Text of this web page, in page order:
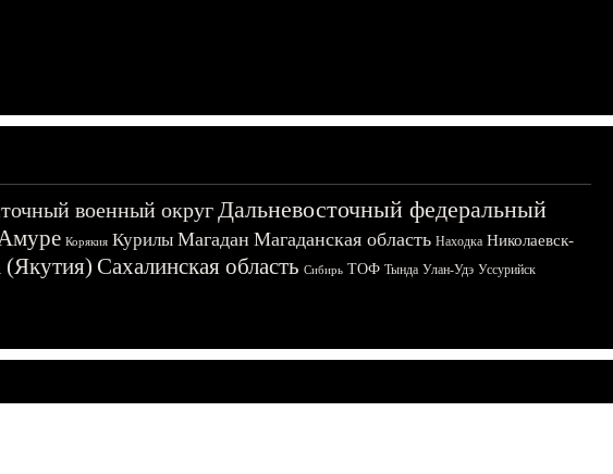
военный округДальневосточный федеральный
Корякия Курилы Магадан Магаданская область Находка Николаевск-
(Якутия) Сахалинская область Сибирь ТОФ Тында Улан-Удэ Уссурийск